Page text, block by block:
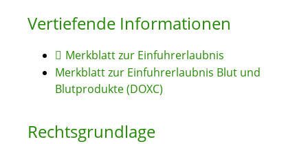
Vertiefende Informationen
Merkblatt zur Einfuhrerlaubnis
Merkblatt zur Einfuhrerlaubnis Blut und
Blutprodukte (DOXC)
Rechtsgrundlage